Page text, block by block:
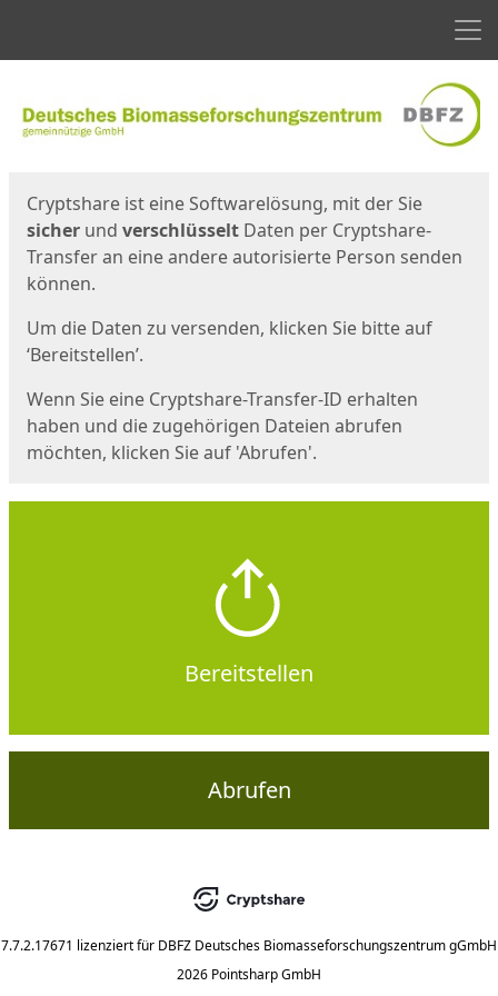
Cryptshare ist eine Softwarelösung, mit der Sie
sicher und verschlüsselt Daten per Cryptshare-
Transfer an eine andere autorisierte Person senden
können.
Um die Daten zu versenden, klicken Sie bitte auf
‘Bereitstellen’.
Wenn Sie eine Cryptshare-Transfer-ID erhalten
haben und die zugehörigen Dateien abrufen
möchten, klicken Sie auf 'Abrufen'.
Bereitstellen
Abrufen
7.7.2.17671 lizenziert für DBFZ Deutsches Biomasseforschungszentrum gGmbH
2026 Pointsharp GmbH